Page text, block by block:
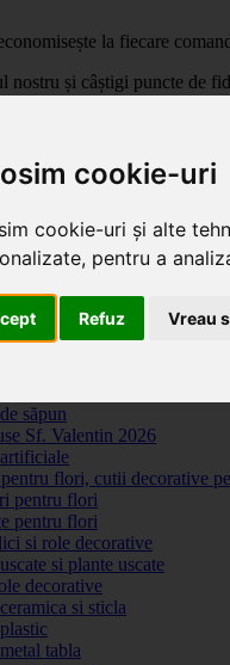
cookie-uri
cookie-uri și alte
pentru a
Refuz Vreau
la fiecare
nostru și câștigi puncte de
si accesorii pentru flori.
săpun
Sf. Valentin 2026
flori, cutii decorative
pentru flori
pentru flori
si role decorative
si plante uscate
decorative
si sticla
tabla